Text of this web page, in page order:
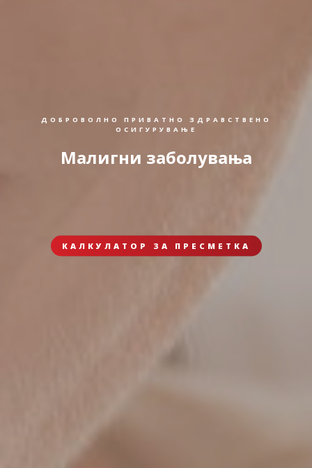
ДОБРОВОЛНО ПРИВАТНО ЗДРАВСТВЕНО
ОСИГУРУВАЊЕ
Малигни заболувања
КАЛКУЛАТОР ЗА ПРЕСМЕТКА